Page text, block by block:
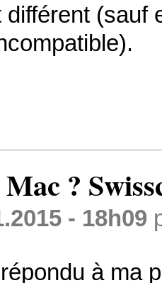
différent (sauf
?
- 18h09
à ma